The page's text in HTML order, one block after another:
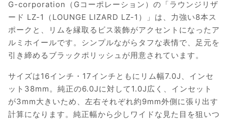
G-corporation（Gコーポレーション）の「ラウンジリザ
ード LZ-1（LOUNGE LIZARD LZ-1）」は、力強い8本ス
ポークと、リムを縁取るビス装飾がアクセントになったア
ルミホイールです。シンプルながらタフな表情で、足元を
引き締めるブラックポリッシュが用意されています。
サイズは16インチ・17インチともにリム幅7.0J、インセ
ット38mm。純正の6.0Jに対して1.0J広く、インセット
が3mm大きいため、左右それぞれ約9mm外側に張り出す
計算になります。純正幅から少しワイドな見た目を狙いつ